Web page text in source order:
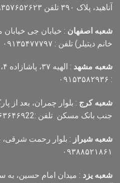
آناهید، پلاک ۳۹۰ تلفن ۰۹۳۵۷۶۵۲۶۲۳
شعبه اصفهان
خانم دیتیلر) تلفن : ۰۹۱۳۵۴۷۷۷۹۷
شعبه مشهد
:
: ۰۹۱۵۳۵۸۲۹۳۶
شعبه کرج
جنب بانک مسکن تلفن :۰۹۳۶۳۶۴۶۹22
شعبه شیراز
۰۹۳۸۸۵۲۱۸۶۱
شعبه یزد : میدان امام حسین، به